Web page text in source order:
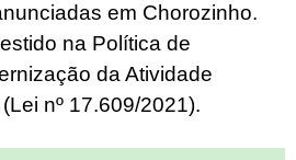
em Chorozinho.
na Política de
da Atividade
nº 17.609/2021).